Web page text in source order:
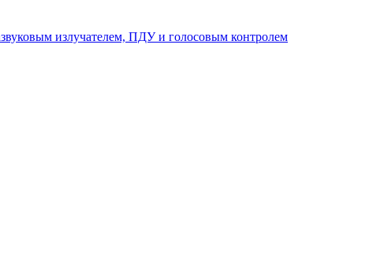
излучателем, ПДУ и голосовым контролем